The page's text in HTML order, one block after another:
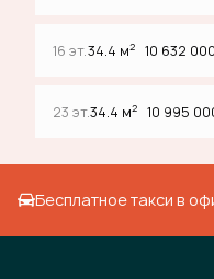
16 эт.34.4 м2 10 632
23 эт.34.4 м2 10 995
Бесплатное такси в